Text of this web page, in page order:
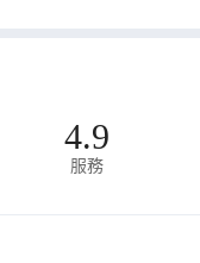
4.9
服務